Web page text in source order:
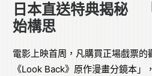
日本直送特典揭秘
始構思
電影上映首周，凡購買正場戲票
《Look Back》原作漫畫分鏡本」